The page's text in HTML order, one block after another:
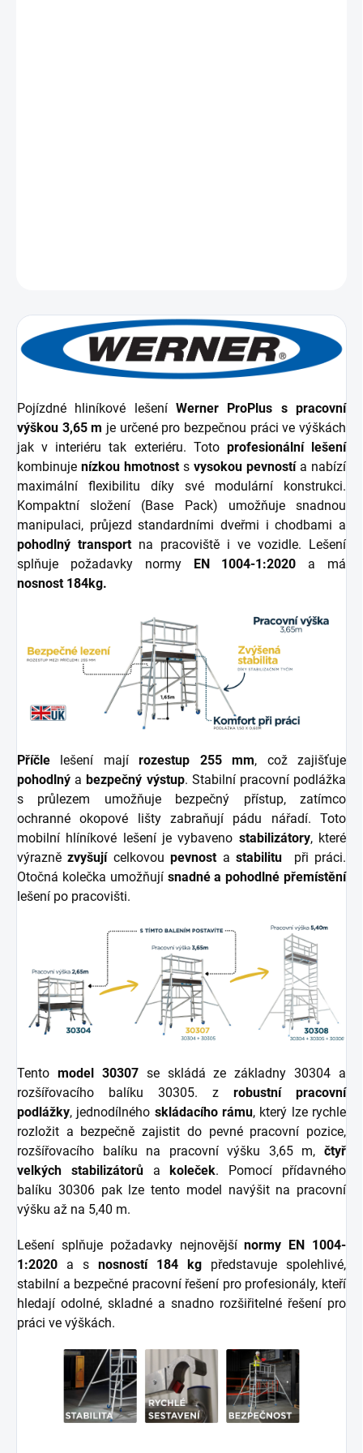
Pojízdné hliníkové lešení Werner ProPlus s pracovní
výškou 3,65 m je určené pro bezpečnou práci ve výškách
jak v interiéru tak exteriéru. Toto profesionální lešení
kombinuje nízkou hmotnosts vysokou pevnostía nabízí
maximální flexibilitu díky své modulární konstrukci.
Kompaktní složení (Base Pack) umožňuje snadnou
manipulaci, průjezd standardními dveřmi i chodbami a
pohodlný transportna pracoviště i ve vozidle. Lešení
splňuje požadavky normy EN 1004-1:2020 a má
nosnost 184kg.
Příčle lešení majírozestup 255 mm, což zajišťuje
pohodlný a bezpečný výstup. Stabilní pracovní podlážka
s průlezem umožňuje bezpečný přístup, zatímco
ochranné okopové lišty zabraňují pádu nářadí. Toto
mobilní hlíníkové lešeníje vybaveno stabilizátory, které
výraznězvyšujícelkovoupevnosta stabilitupři práci.
Otočná kolečka umožňují snadné a pohodlné přemístění
lešení po pracovišti.
Tento model 30307se skládá ze základny 30304 a
rozšířovacího balíku 30305. z robustní pracovní
podlážky, jednodílného skládacího rámu, který lze rychle
rozložit a bezpečně zajistit do pevné pracovní pozice,
rozšířovacího balíku na pracovní výšku 3,65 m, čtyř
velkých stabilizátorůa koleček. Pomocí přídavného
balíku 30306 pak lze tento model navýšit na pracovní
výšku až na 5,40 m.
Lešení splňuje požadavky nejnovějšínormy
EN 1004-
1:2020 a s nosností 184 kg představuje spolehlivé,
stabilní a bezpečné pracovní řešení pro profesionály, kteří
hledají odolné, skladné a snadno rozšiřitelné řešení pro
práci ve výškách.